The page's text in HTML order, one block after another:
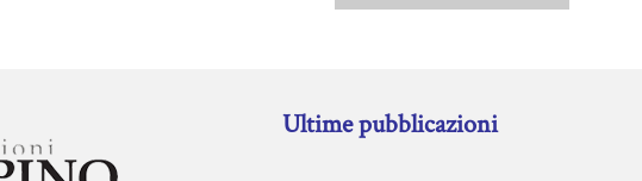
Ultime pubblicazioni